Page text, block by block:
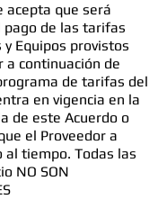
acepta que será
pago de las tarifas
y Equipos provistos
a continuación de
de tarifas del
en vigencia en la
de este Acuerdo o
el Proveedor a
tiempo. Todas las
NO SON